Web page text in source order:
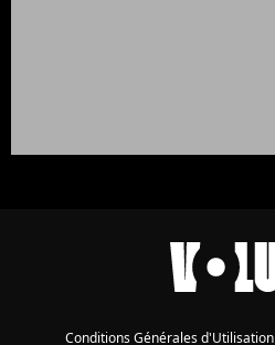
Conditions Générales d'Utilisation